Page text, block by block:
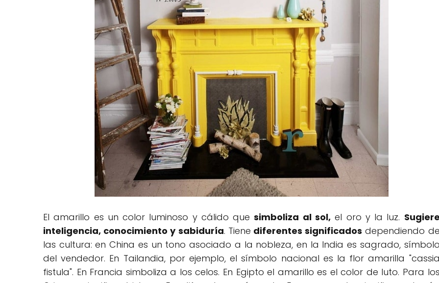
El amarillo es un color luminoso y cálido quesimboliza al sol,el oro y la luz. Sugiere
inteligencia, conocimiento y sabiduría. Tiene diferentes significados dependiendo de
las cultura: en China es un tono asociado a la nobleza, en la India es sagrado, símbolo
del vendedor. En Tailandia, por ejemplo, el símbolo nacional es la flor amarilla "cassia
fistula". En Francia simboliza a los celos. En Egipto el amarillo es el color de luto. Para los